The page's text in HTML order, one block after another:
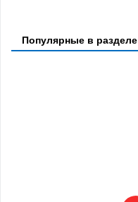
Популярные в разделе